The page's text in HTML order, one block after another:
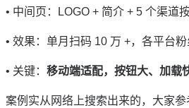
• 中间页：LOGO + 简介 + 5 个渠道按
• 效果：单月扫码 10 万 +，各平台粉
• 关键： 移动端适配，按钮大、加载
案例实从网络上搜索出来的，大家参